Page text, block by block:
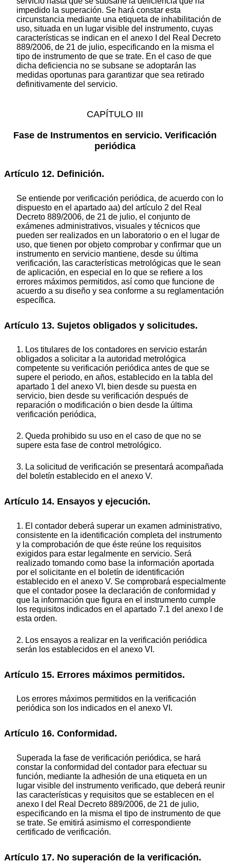
impedido la superación. Se hará constar esta
circunstancia mediante una etiqueta de inhabilitación de
uso, situada en un lugar visible del instrumento, cuyas
características se indican en el anexo I del Real Decreto
889/2006, de 21 de julio, especificando en la misma el
tipo de instrumento de que se trate. En el caso de que
dicha deficiencia no se subsane se adoptarán las
medidas oportunas para garantizar que sea retirado
definitivamente del servicio.
CAPÍTULO III
Fase de Instrumentos en servicio. Verificación
periódica
Artículo 12. Definición.
Se entiende por verificación periódica, de acuerdo con lo
dispuesto en el apartado aa) del artículo 2 del Real
Decreto 889/2006, de 21 de julio, el conjunto de
exámenes administrativos, visuales y técnicos que
pueden ser realizados en un laboratorio o en el lugar de
uso, que tienen por objeto comprobar y confirmar que un
instrumento en servicio mantiene, desde su última
verificación, las características metrológicas que le sean
de aplicación, en especial en lo que se refiere a los
errores máximos permitidos, así como que funcione de
acuerdo a su diseño y sea conforme a su reglamentación
específica.
Artículo 13. Sujetos obligados y solicitudes.
1. Los titulares de los contadores en servicio estarán
obligados a solicitar a la autoridad metrológica
competente su verificación periódica antes de que se
supere el periodo, en años, establecido en la tabla del
apartado 1 del anexo VI, bien desde su puesta en
servicio, bien desde su verificación después de
reparación o modificación o bien desde la última
verificación periódica,
2. Queda prohibido su uso en el caso de que no se
supere esta fase de control metrológico.
3. La solicitud de verificación se presentará acompañada
del boletín establecido en el anexo V.
Artículo 14. Ensayos y ejecución.
1. El contador deberá superar un examen administrativo,
consistente en la identificación completa del instrumento
y la comprobación de que éste reúne los requisitos
exigidos para estar legalmente en servicio. Será
realizado tomando como base la información aportada
por el solicitante en el boletín de identificación
establecido en el anexo V. Se comprobará especialmente
que el contador posee la declaración de conformidad y
que la información que figura en el instrumento cumple
los requisitos indicados en el apartado 7.1 del anexo I de
esta orden.
2. Los ensayos a realizar en la verificación periódica
serán los establecidos en el anexo VI.
Artículo 15. Errores máximos permitidos.
Los errores máximos permitidos en la verificación
periódica son los indicados en el anexo VI.
Artículo 16. Conformidad.
Superada la fase de verificación periódica, se hará
constar la conformidad del contador para efectuar su
función, mediante la adhesión de una etiqueta en un
lugar visible del instrumento verificado, que deberá reunir
las características y requisitos que se establecen en el
anexo I del Real Decreto 889/2006, de 21 de julio,
especificando en la misma el tipo de instrumento de que
se trate. Se emitirá asimismo el correspondiente
certificado de verificación.
Artículo 17. No superación de la verificación.